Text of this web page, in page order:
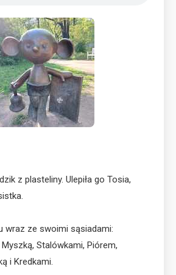
z plasteliny. Ulepiła go Tosia,
wraz ze swoimi sąsiadami:
Myszką, Stalówkami, Piórem,
i Kredkami.